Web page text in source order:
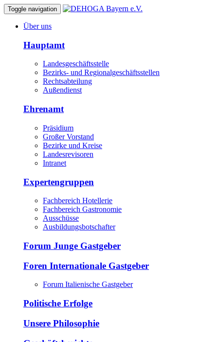
Toggle navigation
Über uns
Hauptamt
Landesgeschäftsstelle
Bezirks- und Regionalgeschäftsstellen
Rechtsabteilung
Außendienst
Ehrenamt
Präsidium
Großer Vorstand
Bezirke und Kreise
Landesrevisoren
Intranet
Expertengruppen
Fachbereich Hotellerie
Fachbereich Gastronomie
Ausschüsse
Ausbildungsbotschafter
Forum Junge Gastgeber
Foren Internationale Gastgeber
Forum Italienische Gastgeber
Politische Erfolge
Unsere Philosophie